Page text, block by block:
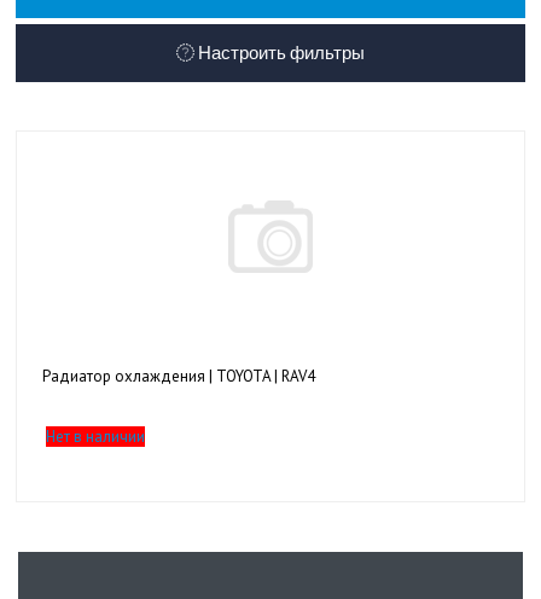
Настроить фильтры
Радиатор охлаждения | TOYOTA | RAV4
Нет в наличии